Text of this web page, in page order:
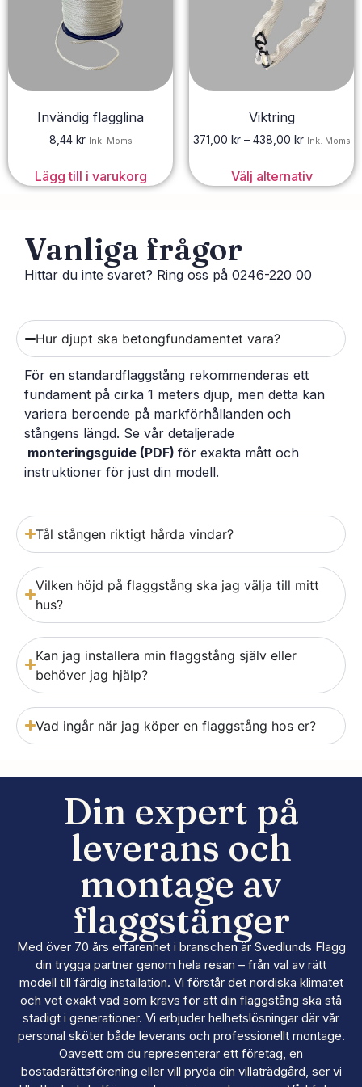
Invändig flagglina
8,44 kr Ink. Moms
Lägg till i varukorg
Viktring
371,00 kr – 438,00 kr Ink. Moms
Välj alternativ
Vanliga frågor
Hittar du inte svaret? Ring oss på 0246-220 00
Hur djupt ska betongfundamentet vara?
För en standardflaggstång rekommenderas ett
fundament på cirka 1 meters djup, men detta kan
variera beroende på markförhållanden och
stångens längd. Se vår detaljerade
monteringsguide (PDF) för exakta mått och
instruktioner för just din modell.
Tål stången riktigt hårda vindar?
Vilken höjd på flaggstång ska jag välja till mitt
hus?
Kan jag installera min flaggstång själv eller
behöver jag hjälp?
Vad ingår när jag köper en flaggstång hos er?
Din expert på
leverans och
montage av
flaggstänger
Med över 70 års erfarenhet i branschen är Svedlunds Flagg
din trygga partner genom hela resan – från val av rätt
modell till färdig installation. Vi förstår det nordiska klimatet
och vet exakt vad som krävs för att din flaggstång ska stå
stadigt i generationer. Vi erbjuder helhetslösningar där vår
personal sköter både leverans och professionellt montage.
Oavsett om du representerar ett företag, en
bostadsrättsförening eller vill pryda din villaträdgård, ser vi